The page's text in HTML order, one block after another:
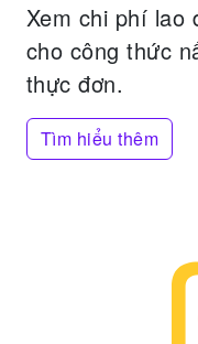
Xem chi phí lao
cho công thức
thực đơn.
Tìm hiểu thêm